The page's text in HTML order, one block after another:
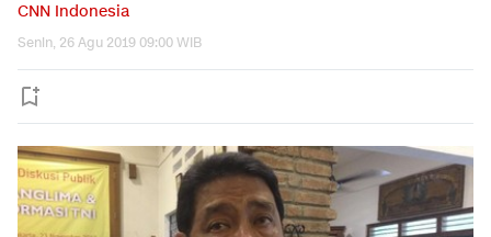
CNN Indonesia
Senin, 26 Agu 2019 09:00 WIB